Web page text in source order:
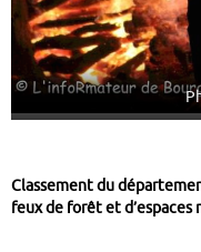
Classement du
feux de forêt et d’espaces